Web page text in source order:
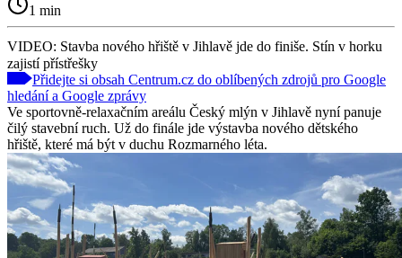
1 min
VIDEO: Stavba nového hřiště v Jihlavě jde do finiše. Stín v horku
zajistí přístřešky
Přidejte si obsah Centrum.cz do oblíbených zdrojů pro Google
hledání a Google zprávy
Ve sportovně-relaxačním areálu Český mlýn v Jihlavě nyní panuje
čilý stavební ruch. Už do finále jde výstavba nového dětského
hřiště, které má být v duchu Rozmarného léta.